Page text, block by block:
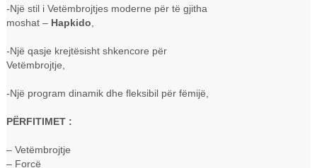
-Një stil i Vetëmbrojtjes moderne për të gjitha
moshat – Hapkido,
-Një qasje krejtësisht shkencore për
Vetëmbrojtje,
-Një program dinamik dhe fleksibil për fëmijë,
PËRFITIMET :
– Vetëmbrojtje
– Forcë